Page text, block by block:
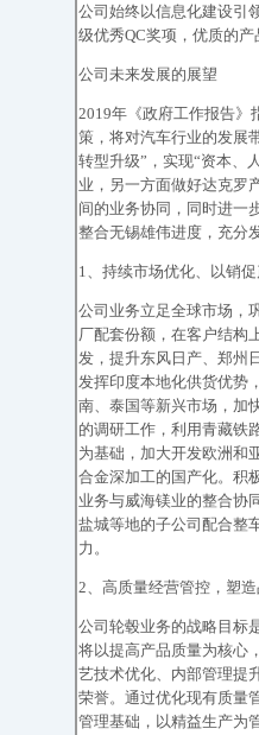
公司始终以信息化建设引
级优秀QC奖项，优质的
公司未来发展的展望
2019年《政府工作报告》
策，将对汽车行业的发展
转型升级”，实现“资本、
业，另一方面做好达克罗
间的业务协同，同时进一
整合无锡雄伟进度，充分
1、持续市场优化、以销
公司业务立足全球市场，
厂配套份额，在客户结构
发，提升东风日产、郑州
发挥印度本地化供货优势
南、泰国等新兴市场，加
的调研工作，利用青藏铁
为基础，加大开发欧洲和
合金深加工的国产化。积
业务与威海镁业的整合协
盐城等地的子公司配合整
力。
2、高质量经营管控，塑
公司轮毂业务的战略目标
将以提高产品质量为核心
艺技术优化、内部管理提
荣誉。通过优化现有质量
管理基础，以精益生产为